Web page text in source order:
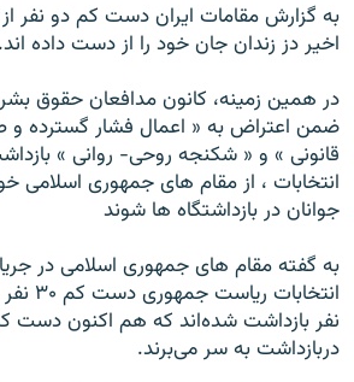
به گزارش مقامات ایران دست کم دو نفر
اخیر دز زندان جان خود را از دست داده اند.
در همین زمینه، کانون مدافعان حقوق بشر
ضمن اعتراض به « اعمال فشار گسترده و
قانونی » و « شکنجه روحی- روانی »
انتخابات ، از مقام های جمهوری اسلامی
جوانان در بازداشتگاه ها شوند
به گفته مقام های جمهوری اسلامی در
نفر بازداشت شده‌اند که هم اکنون دست
دربازداشت به سر می‌برند.